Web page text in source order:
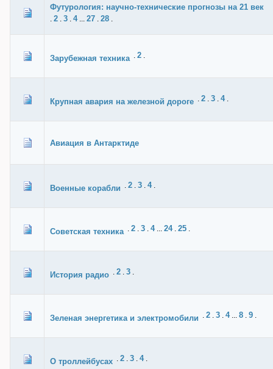
Футурология: научно-технические прогнозы на 21 век
. 2 . 3 . 4... 27 . 28 .
Зарубежная техника . 2 .
Крупная авария на железной дороге . 2 . 3 . 4.
Авиация в Антарктиде
Военные корабли . 2 . 3 . 4.
Советская техника . 2 . 3 . 4... 24. 25 .
История радио . 2 . 3 .
Зеленая энергетика и электромобили . 2 . 3 . 4... 8 . 9 .
О троллейбусах . 2 . 3 . 4.